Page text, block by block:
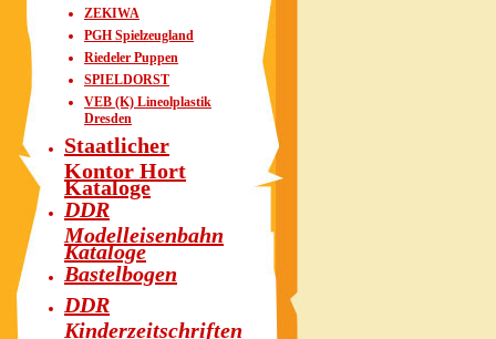
ZEKIWA
PGH Spielzeugland
Riedeler Puppen
SPIELDORST
VEB (K) Lineolplastik
Dresden
Staatlicher
Kontor Hort
Kataloge
DDR
Modelleisenbahn
Kataloge
Bastelbogen
DDR
Kinderzeitschriften